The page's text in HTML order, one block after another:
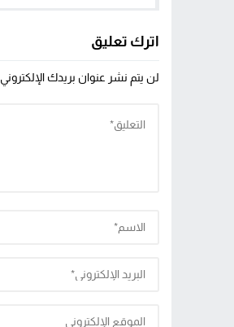
اترك تعليق
لن يتم نشر عنوان بريدك الإلكتروني.